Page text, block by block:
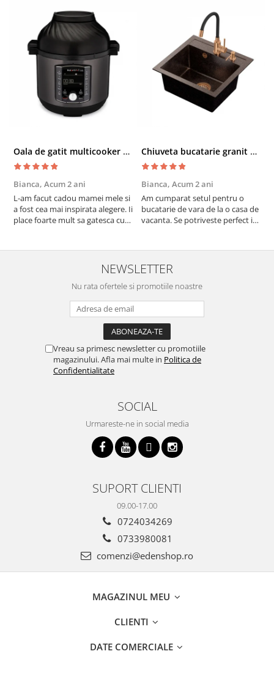
Oala de gatit multicooker 11 functii Instant Pot Pro Crisp 8 + Air Fryer 7.6 lt
Bianca, Acum 2 ani
L-am facut cadou mamei mele si
a fost cea mai inspirata alegere. Ii
place foarte mult sa gatesca cu
cratita...ma gandesc serios sa imi
cumpar si eu! Recomand mult !
Chiuveta bucatarie granit cu finisaj negru perlat/cupru Steingran Art Copper cu dozator si baterie Quadron
Bianca, Acum 2 ani
Am cumparat setul pentru o
bucatarie de vara de la o casa de
vacanta. Se potriveste perfect in
buna, recomand cu drag !
NEWSLETTER
Nu rata ofertele si promotiile noastre
Vreau sa primesc newsletter cu promotiile
magazinului. Afla mai multe in Politica de
Confidentialitate
SOCIAL
Urmareste-ne in social media
SUPORT CLIENTI
09.00-17.00
0724034269
0733980081
comenzi@edenshop.ro
MAGAZINUL MEU
CLIENTI
DATE COMERCIALE